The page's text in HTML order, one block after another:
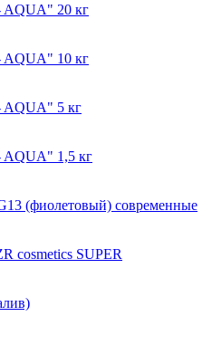
AQUA" 20 кг
AQUA" 10 кг
AQUA" 5 кг
AQUA" 1,5 кг
(фиолетовый) современные
cosmetics SUPER